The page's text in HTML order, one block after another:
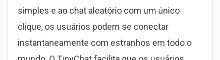
simples e ao chat aleatório com um único
clique, os usuários podem se conectar
instantaneamente com estranhos em todo o